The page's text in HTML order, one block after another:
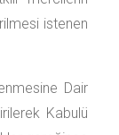
istenen
Dair
Kabulü